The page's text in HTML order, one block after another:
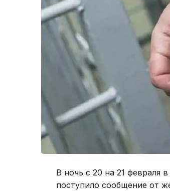
В ночь с 20 на 21 февраля
поступило сообщение от